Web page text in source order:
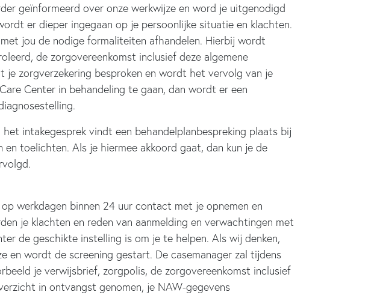
geïnformeerd over onze werkwijze en word je uitgenodigd
er dieper ingegaan op je persoonlijke situatie en klachten.
jou de nodige formaliteiten afhandelen. Hierbij wordt
de zorgovereenkomst inclusief deze algemene
zorgverzekering besproken en wordt het vervolg van je
Center in behandeling te gaan, dan wordt er een
intakegesprek vindt een behandelplanbespreking plaats bij
toelichten. Als je hiermee akkoord gaat, dan kun je de
werkdagen binnen 24 uur contact met je opnemen en
je klachten en reden van aanmelding en verwachtingen met
de geschikte instelling is om je te helpen. Als wij denken,
en wordt de screening gestart. De casemanager zal tijdens
je verwijsbrief, zorgpolis, de zorgovereenkomst inclusief
in ontvangst genomen, je NAW-gegevens